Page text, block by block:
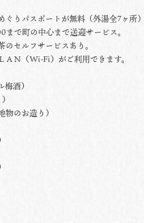
りパスポートが無料（外湯全7ヶ所）
で町の中心まで送迎サービス。
セルフサービスあり。
ＡＮ（Wi-Fi）がご利用できます。
酒）
のお造り）